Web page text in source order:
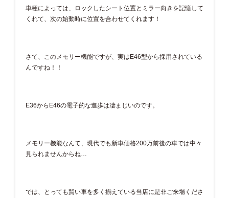
車種によっては、ロックしたシート位置とミラー向きを記憶して
くれて、次の始動時に位置を合わせてくれます！
さて、このメモリー機能ですが、実はE46型から採用されている
んですね！！
E36からE46の電子的な進歩は凄まじいのです。
メモリー機能なんて、現代でも新車価格200万前後の車では中々
見られませんからね…
では、とっても賢い車を多く揃えている当店に是非ご来場くださ